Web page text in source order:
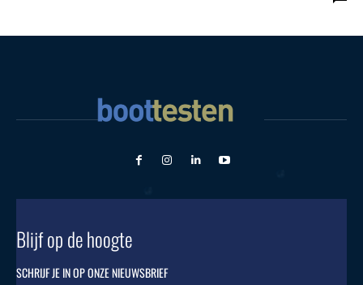
Blijf op de hoogte
SCHRIJF JE IN OP ONZE NIEUWSBRIEF